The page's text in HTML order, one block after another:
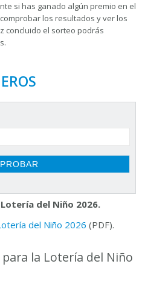
si has ganado algún premio en el
los resultados y ver los
concluido el sorteo podrás
del Niño 2026.
del Niño 2026 (PDF).
la Lotería del Niño